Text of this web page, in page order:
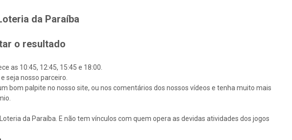
da Paraíba
o resultado
as 10:45, 12:45, 15:45 e 18:00.
seja nosso parceiro.
bom palpite no nosso site, ou nos comentários dos nossos vídeos e tenha muito mais
da Paraíba. E não tem vínculos com quem opera as devidas atividades dos jogos